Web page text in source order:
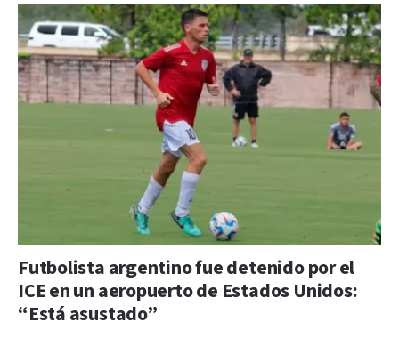
Futbolista argentino fue detenido por el
ICE en un aeropuerto de Estados Unidos:
“Está asustado”